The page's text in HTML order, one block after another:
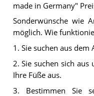
made in Germany"
Sonderwünsche wie
möglich. Wie
1. Sie suchen aus
2. Sie suchen sich
Ihre Füße aus.
3. Bestimmen Sie